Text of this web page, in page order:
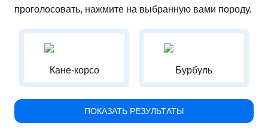
проголосовать, нажмите на выбранную вами породу.
Кане-корсо Бурбуль
ПОКАЗАТЬ РЕЗУЛЬТАТЫ